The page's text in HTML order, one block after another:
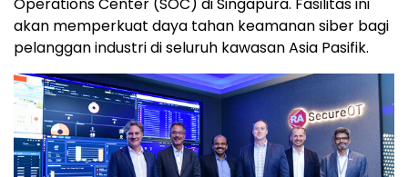
akan memperkuat daya tahan keamanan siber bagi
pelanggan industri di seluruh kawasan Asia Pasifik.